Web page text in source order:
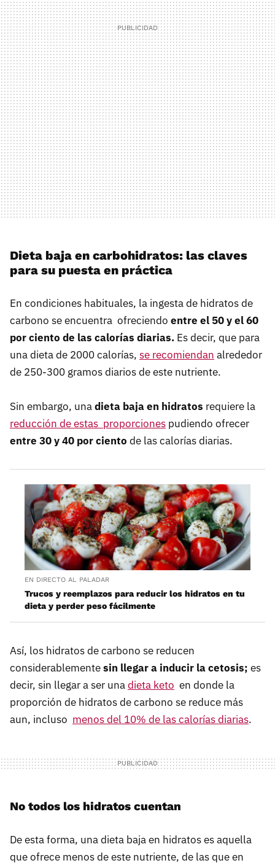
Dieta baja en carbohidratos: las claves
para su puesta en práctica
En condiciones habituales, la ingesta de hidratos de
carbono se encuentra ofreciendo entre el 50 y el 60
por ciento de las calorías diarias. Es decir, que para
una dieta de 2000 calorías, se recomiendan alrededor
de 250-300 gramos diarios de este nutriente.
Sin embargo, unadieta baja en hidratos requiere la
reducción de estas proporciones pudiendo ofrecer
entre 30 y 40 por ciento de las calorías diarias.
EN DIRECTO AL PALADAR
Trucos y reemplazos para reducir los hidratos en tu
dieta y perder peso fácilmente
Así, los hidratos de carbono se reducen
considerablementesin llegar a inducir la cetosis; es
decir, sin llegar a ser unadieta keto en donde la
proporción de hidratos de carbono se reduce más
aun, incluso menos del 10% de las calorías diarias.
No todos los hidratos cuentan
De esta forma, una dieta baja en hidratos es aquella
que ofrece menos de este nutriente, de las que en